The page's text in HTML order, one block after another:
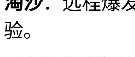
验。